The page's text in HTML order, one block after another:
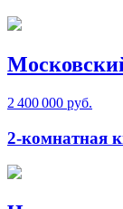
2 400 000 руб.
2-комнатная